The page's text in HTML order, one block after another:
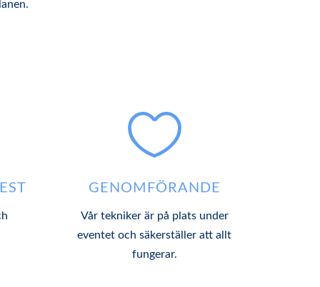

GENOMFÖRANDE
Vår tekniker är på plats under
eventet och säkerställer att allt
fungerar.